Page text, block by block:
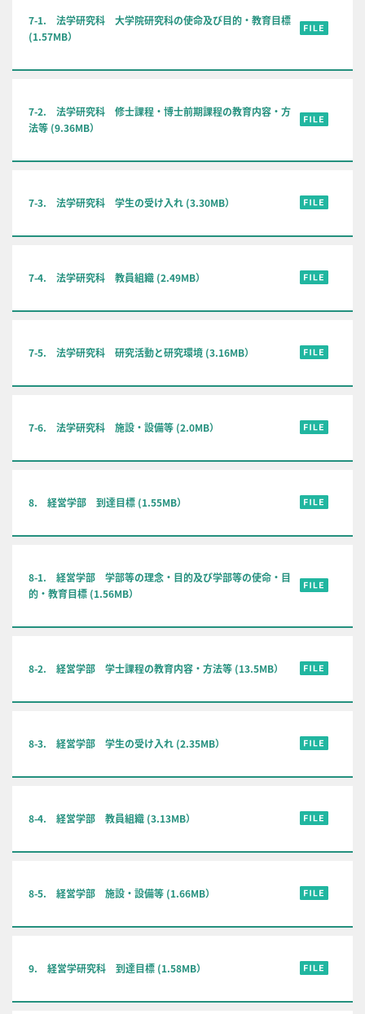
7-1. 法学研究科 大学院研究科の使命及び目的・教育目標
(1.57MB）
7-2. 法学研究科 修士課程・博士前期課程の教育内容・方
法等 (9.36MB）
7-3. 法学研究科 学生の受け入れ (3.30MB）
7-4. 法学研究科 教員組織 (2.49MB）
7-5. 法学研究科 研究活動と研究環境 (3.16MB）
7-6. 法学研究科 施設・設備等 (2.0MB）
8. 経営学部 到達目標 (1.55MB）
8-1. 経営学部 学部等の理念・目的及び学部等の使命・目
的・教育目標 (1.56MB）
8-2. 経営学部 学士課程の教育内容・方法等 (13.5MB）
8-3. 経営学部 学生の受け入れ (2.35MB）
8-4. 経営学部 教員組織 (3.13MB）
8-5. 経営学部 施設・設備等 (1.66MB）
9. 経営学研究科 到達目標 (1.58MB）